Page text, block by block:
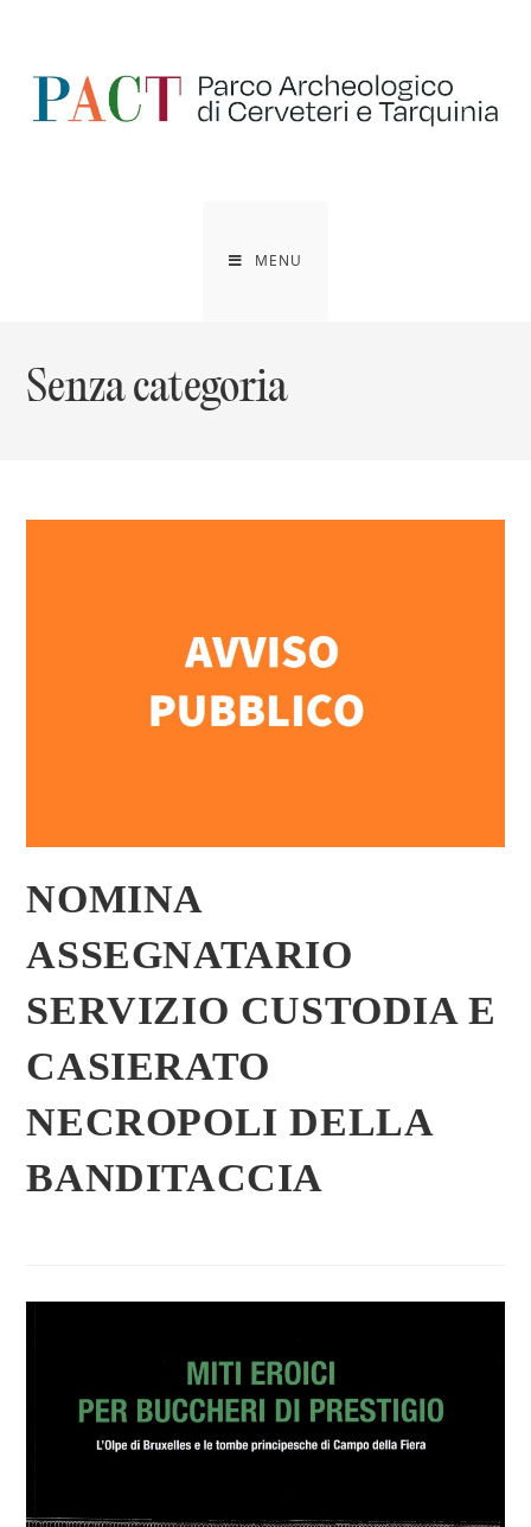
contenuto
MENU
Senza categoria
NOMINA
ASSEGNATARIO
SERVIZIO CUSTODIA E
CASIERATO
NECROPOLI DELLA
BANDITACCIA